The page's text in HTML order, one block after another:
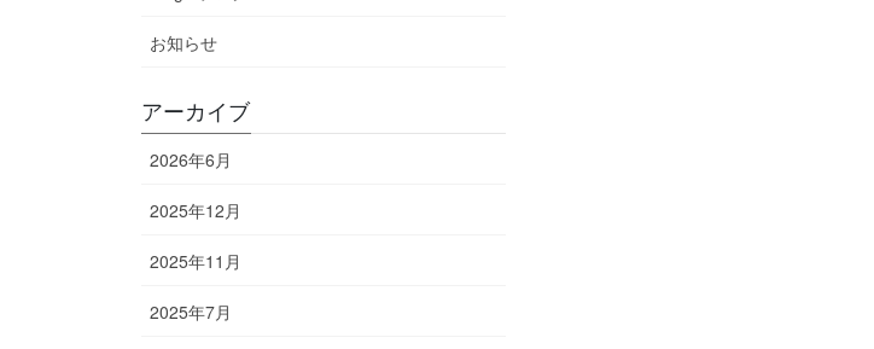
お知らせ
アーカイブ
2026年6月
2025年12月
2025年11月
2025年7月